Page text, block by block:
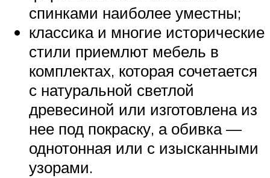
спинками наиболее уместны;
классика и многие исторические
стили приемлют мебель в
комплектах, которая сочетается
с натуральной светлой
древесиной или изготовлена из
нее под покраску, а обивка —
однотонная или с изысканными
узорами.